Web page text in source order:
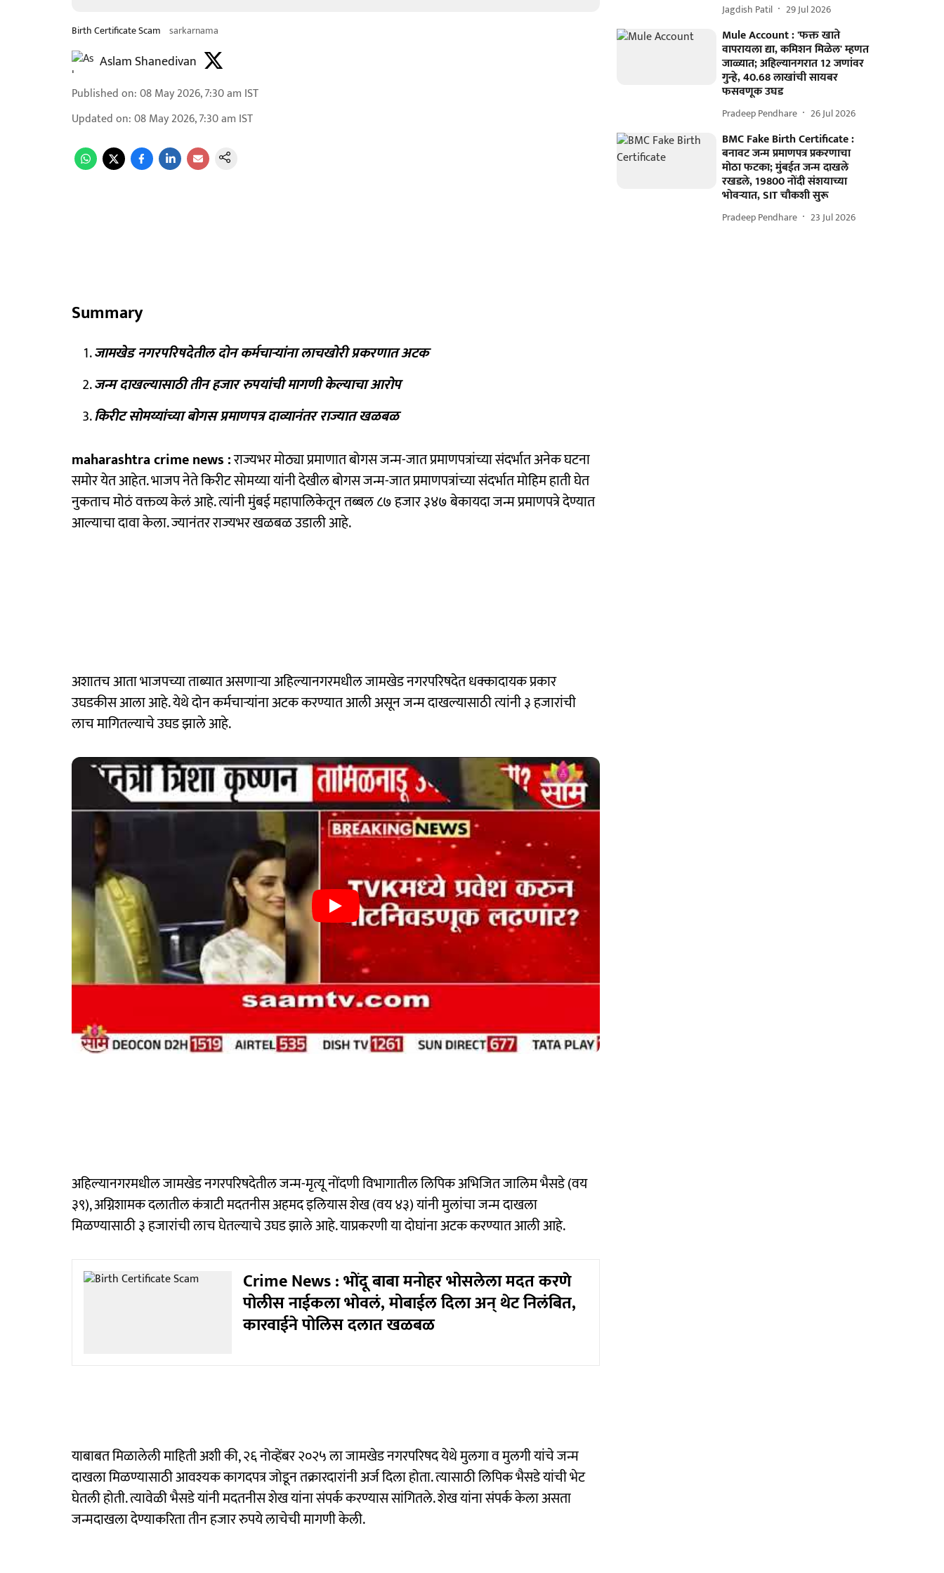
Birth Certificate Scam sarkarnama
Aslam Shanedivan
Published on:08 May 2026, 7:30 am IST
Updated on:08 May 2026, 7:30 am IST
Summary
जामखेड नगरपरिषदेतील दोन कर्मचाऱ्यांना लाचखोरी प्रकरणात अटक
जन्म दाखल्यासाठी तीन हजार रुपयांची मागणी केल्याचा आरोप
किरीट सोमय्यांच्या बोगस प्रमाणपत्र दाव्यानंतर राज्यात खळबळ
maharashtra crime news :राज्यभर मोठ्या प्रमाणात बोगस जन्म-जात प्रमाणपत्रांच्या संदर्भात अनेक घटना
समोर येत आहेत. भाजप नेते किरीट सोमय्या यांनी देखील बोगस जन्म-जात प्रमाणपत्रांच्या संदर्भात मोहिम हाती घेत
नुकताच मोठं वक्तव्य केलं आहे. त्यांनी मुंबई महापालिकेतून तब्बल ८७ हजार ३४७ बेकायदा जन्म प्रमाणपत्रे देण्यात
आल्याचा दावा केला. ज्यानंतर राज्यभर खळबळ उडाली आहे.
अशातच आता भाजपच्या ताब्यात असणाऱ्या अहिल्यानगरमधील जामखेड नगरपरिषदेत धक्कादायक प्रकार
उघडकीस आला आहे. येथे दोन कर्मचाऱ्यांना अटक करण्यात आली असून जन्म दाखल्यासाठी त्यांनी ३ हजारांची
लाच मागितल्याचे उघड झाले आहे.
अहिल्यानगरमधील जामखेड नगरपरिषदेतील जन्म-मृत्यू नोंदणी विभागातील लिपिक अभिजित जालिम भैसडे (वय
३९), अग्निशामक दलातील कंत्राटी मदतनीस अहमद इलियास शेख (वय ४३) यांनी मुलांचा जन्म दाखला
मिळण्यासाठी ३ हजारांची लाच घेतल्याचे उघड झाले आहे. याप्रकरणी या दोघांना अटक करण्यात आली आहे.
Crime News : भोंदू बाबा मनोहर भोसलेला मदत करणे
पोलीस नाईकला भोवलं, मोबाईल दिला अन् थेट निलंबित,
कारवाईने पोलिस दलात खळबळ
याबाबत मिळालेली माहिती अशी की, २६ नोव्हेंबर २०२५ ला जामखेड नगरपरिषद येथे मुलगा व मुलगी यांचे जन्म
दाखला मिळण्यासाठी आवश्यक कागदपत्र जोडून तक्रारदारांनी अर्ज दिला होता. त्यासाठी लिपिक भैसडे यांची भेट
घेतली होती. त्यावेळी भैसडे यांनी मदतनीस शेख यांना संपर्क करण्यास सांगितले. शेख यांना संपर्क केला असता
जन्मदाखला देण्याकरिता तीन हजार रुपये लाचेची मागणी केली.
Jagdish Patil 29 Jul 2026
Mule Account : 'फक्त खाते
वापरायला द्या, कमिशन मिळेल' म्हणत
जाळ्यात; अहिल्यानगरात 12 जणांवर
गुन्हे, 40.68 लाखांची सायबर
फसवणूक उघड
Pradeep Pendhare 26 Jul 2026
BMC Fake Birth Certificate :
बनावट जन्म प्रमाणपत्र प्रकरणाचा
मोठा फटका; मुंबईत जन्म दाखले
रखडले, 19800 नोंदी संशयाच्या
भोवऱ्यात, SIT चौकशी सुरू
Pradeep Pendhare 23 Jul 2026